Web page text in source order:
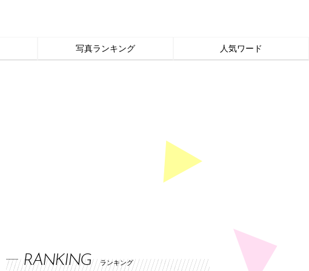
写真ランキング 人気ワード
RANKING ランキング